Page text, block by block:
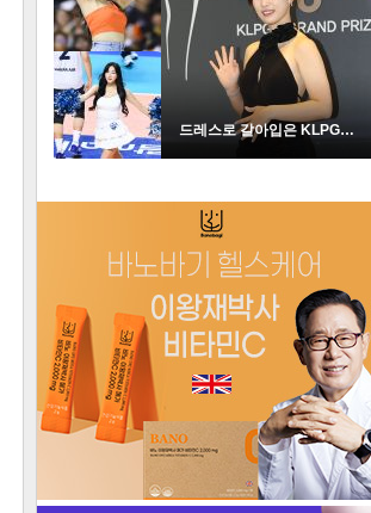
연예
스포츠 포토
2
더보기
인기포토
드레스로 갈아입은 KLPGA …